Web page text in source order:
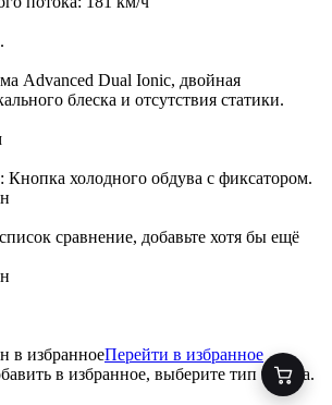
Advanced Dual Ionic, двойная
блеска и отсутствия статики.
холодного обдува с фиксатором.
сравнение, добавьте хотя бы ещё
в избранноеПерейти в избранное
в избранное, выберите тип товара.